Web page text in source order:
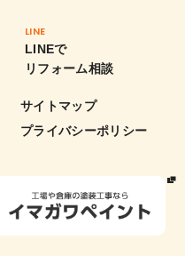
LINE
LINEで
リフォーム相談
サイトマップ
プライバシーポリシー